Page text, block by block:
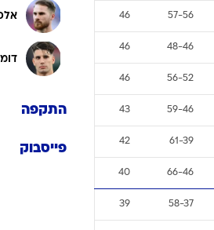
57-56
46
48-46
46
56-52
46
59-46
43
61-39
42
66-46
40
58-37
39
התקפה
פייסבוק